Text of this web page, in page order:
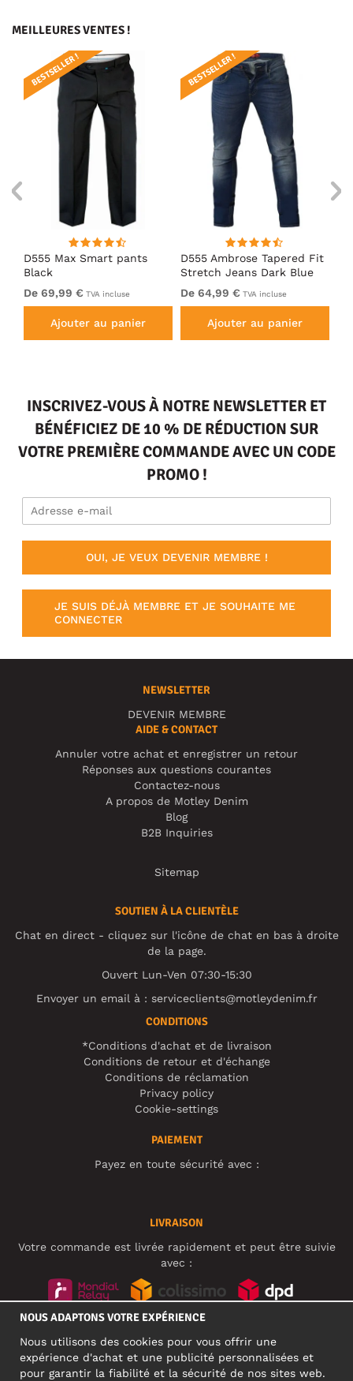
MEILLEURES VENTES !
D555 Max Smart pants
Black
BESTSELLER !
De 69,99 € TVA incluse
Ajouter au panier
D555 Ambrose Tapered Fit
Stretch Jeans Dark Blue
BESTSELLER !
De 64,99 € TVA incluse
Ajouter au panier
INSCRIVEZ-VOUS À NOTRE NEWSLETTER ET
BÉNÉFICIEZ DE 10 % DE RÉDUCTION SUR
VOTRE PREMIÈRE COMMANDE AVEC UN CODE
PROMO !
OUI, JE VEUX DEVENIR MEMBRE !
JE SUIS DÉJÀ MEMBRE ET JE SOUHAITE ME
CONNECTER
NEWSLETTER
DEVENIR MEMBRE
AIDE & CONTACT
Annuler votre achat et enregistrer un retour
Réponses aux questions courantes
Contactez-nous
A propos de Motley Denim
Blog
B2B Inquiries
Sitemap
SOUTIEN À LA CLIENTÈLE
Chat en direct - cliquez sur l'icône de chat en bas à droite
de la page.
Ouvert Lun-Ven 07:30-15:30
Envoyer un email à : serviceclients@motleydenim.fr
CONDITIONS
*Conditions d'achat et de livraison
Conditions de retour et d'échange
Conditions de réclamation
Privacy policy
Cookie-settings
PAIEMENT
Payez en toute sécurité avec :
LIVRAISON
Votre commande est livrée rapidement et peut être suivie
avec :
NOUS ADAPTONS VOTRE EXPÉRIENCE
Nous utilisons des cookies pour vous offrir une
expérience d'achat et une publicité personnalisées et
pour garantir la fiabilité et la sécurité de nos sites web.